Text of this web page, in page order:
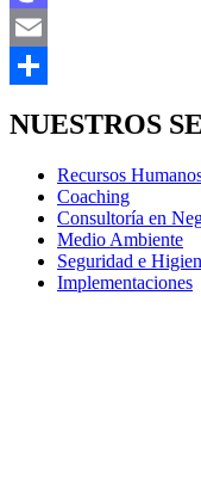
Mastodon
Email
NUESTROS
Recursos
Coaching
Consultoría en
Medio Ambiente
Seguridad e
Implementaciones